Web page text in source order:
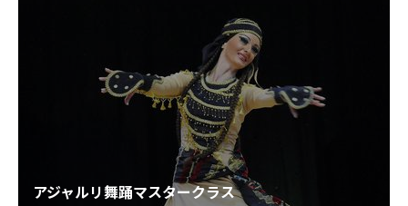
アジャルリ舞踊マスタークラス